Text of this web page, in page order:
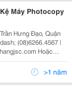
Máy Photocopy
>1 năm